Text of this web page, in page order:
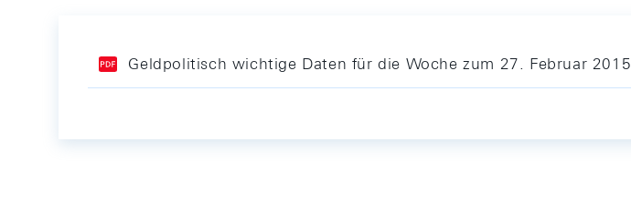
Geldpolitisch wichtige Daten für die Woche zum 27. Februar 2015